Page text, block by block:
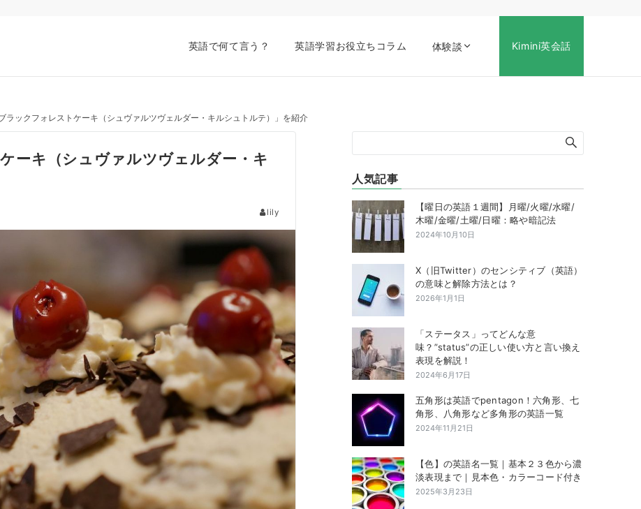
英語で何て言う？ 英語学習お役立ちコラム 体験談 Kimini英会話
ラックフォレストケーキ（シュヴァルツヴェルダー・キルシュトルテ）」を紹介
ーキ（シュヴァルツヴェルダー・キ
lily
人気記事
【曜日の英語１週間】月曜/火曜/水曜/
木曜/金曜/土曜/日曜：略や暗記法
2024年10月10日
X（旧Twitter）のセンシティブ（英語）
の意味と解除方法とは？
2026年1月1日
「ステータス」ってどんな意
味？”status”の正しい使い方と言い換え
表現を解説！
2024年6月17日
五角形は英語でpentagon！六角形、七
角形、八角形など多角形の英語一覧
2024年11月21日
【色】の英語名一覧｜基本２３色から濃
淡表現まで｜見本色・カラーコード付き
2025年3月23日